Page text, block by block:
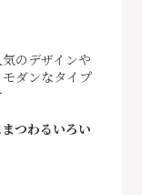
のデザインや
ダンなタイプ
つわるいろい